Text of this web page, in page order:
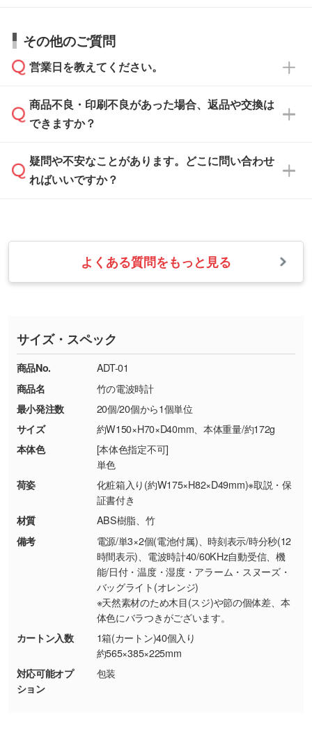
い合わせください。
なお、印刷用データの作り方に関する詳細は、
から添付してお送りください。
しい
解像度の低い画像や、手書きのイラスト、写真
などを、印刷に適したベクターデータに変換し
・フルカラーデータを1色に変換してほしい
・1色印刷でグラデーションや濃淡を表現した
い
す。→詳しく見る
・コーポレートカラーを使って印刷したい／印
刷色にこだわりがある
DIC・PANTONEなどのカラーチップの指定や、
現物支給による色指定も承っております。→詳
しく見る
・背景がある画像からキャラクター部分だけを
使いたいです
シンプルな背景のデータや、使いたいキャラク
り抜き処理が可能です。→詳しく見る
・持っているデータの背景が足りない／塗り足
しの作り方が分からない
印刷したいデータが印刷範囲よりも小さい場
合、シンプルな色・柄の背景であれば拡張が可
詳しく見る
・デザインにQRコードを入れたい／QRコード
お見積・ご注文・
相談いただきますと、担当スタッフがお客様の
ご希望や商品の本体色を確認し、印刷色をご提
本体色がブラック、ネイビーなど濃色の場合は
白色か淡い色の印刷色をおすすめしておりま
本体色がナチュラルなど淡色の場合、印刷をく
っきりと目立たせたいときは濃い印刷色が、柔
らかい雰囲気にしたいときは淡い印刷色が映え
また、お選びいただいた印刷色が本体色に合わ
ない場合や仕上がりに影響しそうな場合は、ス
タッフから別の色をご案内することもございま
その他のご質問
営業日を教えてください。
営業日は平日の10:00～18:00で、土日祝日はお
休みとなります。注文・見積・お問い合わせ
速やかに対応いたします。
商品不良・印刷不良があった場合、返品や交換は
できますか？
お手数をお掛けいたしますが、至急担当スタッ
フまでご連絡ください。商品の状況を確認し、
・お届け時に商品が損傷・故障している場合
・ご注文と異なる商品が届いた場合
・印刷不良があった場合
※詳しくは「商品の良品基準について
ください。
【返品・交換ができない場合】
・お客様の元で商品を加工された場合、または
商品が破損した場合
・商品到着後7日以上経過している場合
・お客様のご都合による返品・交換依頼(商
品・色・数量などの注文間違い等)
疑問や不安なことがあります。どこに問い合わせ
ればいいですか？
業日以内に担当スタッフよりメールにてご連絡
いたします。
お急ぎの場合はお電話でのご質問も受け付けて
TEL：0422-29-9911 営業時間10:00～
18:00(土日祝日除く)
よくある質問をもっと見る
サイズ・スペック
商品No.
ADT-01
商品名
竹の電波時計
最小発注数
20個/20個から1個単位
サイズ
約W150×H70×D40mm、本体重量/約172g
本体色
[本体色指定不可]
単色
荷姿
化粧箱入り(約W175×H82×D49mm)※取説・保
証書付き
材質
ABS樹脂、竹
備考
電源/単3×2個(電池付属)、時刻表示/時分秒(12
時間表示)、電波時計40/60KHz自動受信、機
能/日付・温度・湿度・アラーム・スヌーズ・
バッグライト(オレンジ)
※天然素材のため木目(スジ)や節の個体差、本
体色にバラつきがございます。
カートン入数
1箱(カートン)40個入り
約565×385×225mm
対応可能オプ
ション
包装